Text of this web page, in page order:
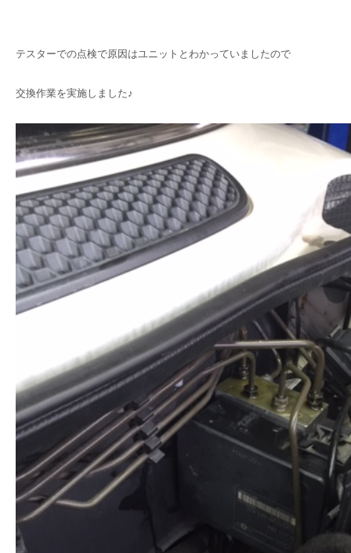
テスターでの点検で原因はユニットとわかっていましたので
交換作業を実施しました♪